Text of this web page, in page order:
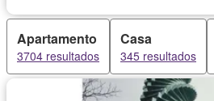
Apartamento
3704 resultados
Casa
345 resultados